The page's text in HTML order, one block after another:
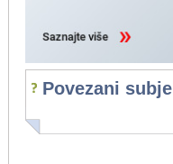
Povezani